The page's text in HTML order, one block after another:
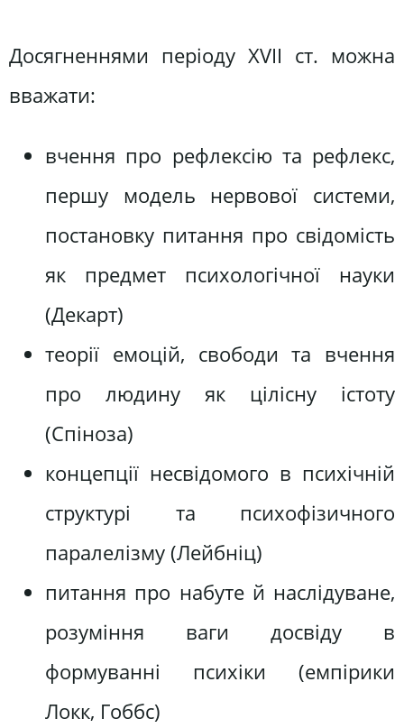
Досягненнями періоду XVII ст. можна
вважати:
вчення про рефлексію та рефлекс,
першу модель нервової системи,
постановку питання про свідомість
як предмет психологічної науки
(Декарт)
теорії емоцій, свободи та вчення
про людину як цілісну істоту
(Спіноза)
концепції несвідомого в психічній
структурі та психофізичного
паралелізму (Лейбніц)
питання про набуте й наслідуване,
розуміння ваги досвіду в
формуванні психіки (емпірики
Локк, Гоббс)